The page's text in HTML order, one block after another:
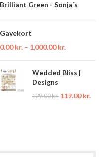
Brilliant Green - Sonja´s
Gavekort
0.00kr. – 1,000.00kr.
Wedded Bliss |
Designs
129.00kr. 119.00kr.